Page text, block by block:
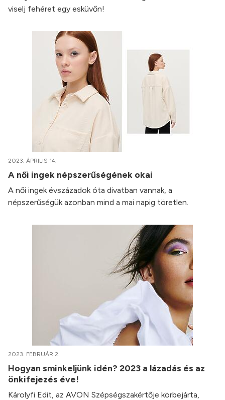
viselj fehéret egy esküvőn!
2023. ÁPRILIS 14.
A női ingek népszerűségének okai
A női ingek évszázadok óta divatban vannak, a
népszerűségük azonban mind a mai napig töretlen.
2023. FEBRUÁR 2.
Hogyan sminkeljünk idén? 2023 a lázadás és az
önkifejezés éve!
Károlyfi Edit, az AVON Szépségszakértője körbejárta,